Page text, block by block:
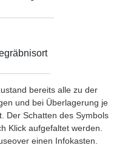
bereits alle zu der
und bei Überlagerung je
Der Schatten des Symbols
Klick aufgefaltet werden.
einen Infokasten.